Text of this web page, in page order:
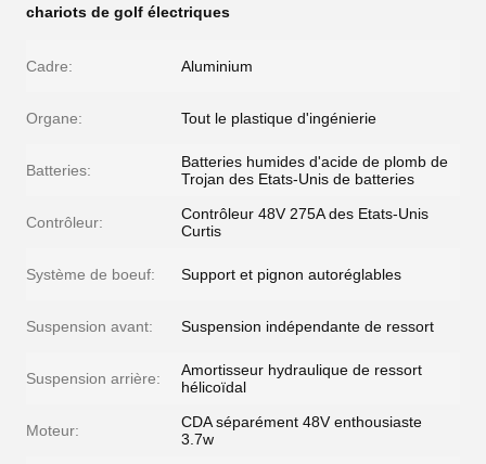
chariots de golf électriques
Cadre: Aluminium
Organe: Tout le plastique d'ingénierie
Batteries:
Batteries humides d'acide de plomb de
Trojan des Etats-Unis de batteries
Contrôleur:
Contrôleur 48V 275A des Etats-Unis
Curtis
Système de boeuf: Support et pignon autoréglables
Suspension avant: Suspension indépendante de ressort
Suspension arrière:
Amortisseur hydraulique de ressort
hélicoïdal
Moteur:
CDA séparément 48V enthousiaste
3.7w